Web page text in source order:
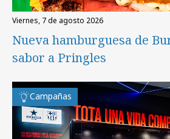
viernes, 7 de agosto 2026
Nueva hamburguesa de
sabor a Pringles
Campañas